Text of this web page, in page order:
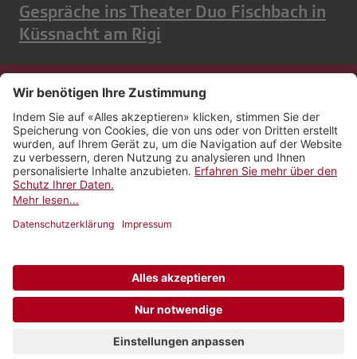
Gespräche ins Theater Duo Fischbach in
Küssnacht am Rigi
Kontakt
Impressum
Rechtliches
Netiquette
Newsletter abonnieren